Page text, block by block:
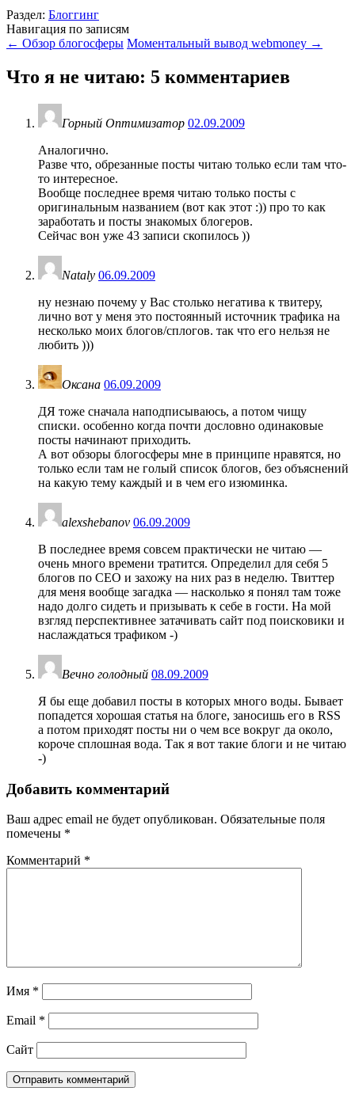
Раздел: Блоггинг
Навигация по записям
← Обзор блогосферы Моментальный вывод webmoney →
Что я не читаю: 5 комментариев
Горный Оптимизатор 02.09.2009
Аналогично.
Разве что, обрезанные посты читаю только если там что-
то интересное.
Вообще последнее время читаю только посты с
оригинальным названием (вот как этот :)) про то как
заработать и посты знакомых блогеров.
Сейчас вон уже 43 записи скопилось ))
Nataly 06.09.2009
ну незнаю почему у Вас столько негатива к твитеру,
лично вот у меня это постоянный источник трафика на
несколько моих блогов/сплогов. так что его нельзя не
любить )))
Оксана 06.09.2009
ДЯ тоже сначала наподписываюсь, а потом чищу
списки. особенно когда почти дословно одинаковые
посты начинают приходить.
А вот обзоры блогосферы мне в принципе нравятся, но
только если там не голый список блогов, без объяснений
на какую тему каждый и в чем его изюминка.
alexshebanov 06.09.2009
В последнее время совсем практически не читаю —
очень много времени тратится. Определил для себя 5
блогов по СЕО и захожу на них раз в неделю. Твиттер
для меня вообще загадка — насколько я понял там тоже
надо долго сидеть и призывать к себе в гости. На мой
взгляд перспективнее затачивать сайт под поисковики и
наслаждаться трафиком -)
Вечно голодный 08.09.2009
Я бы еще добавил посты в которых много воды. Бывает
попадется хорошая статья на блоге, заносишь его в RSS
а потом приходят посты ни о чем все вокруг да около,
короче сплошная вода. Так я вот такие блоги и не читаю
-)
Добавить комментарий
Ваш адрес email не будет опубликован. Обязательные поля
помечены *
Комментарий *
Имя *
Email *
Сайт